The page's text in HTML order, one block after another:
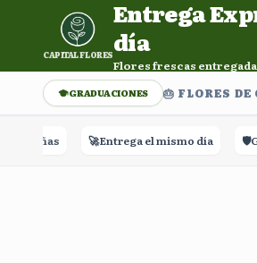
Entrega Exprés el mismo día. Flores
CAPITAL FLORES
Entrega
día
Flores frescas
GRADUACIONES 🎂 FLORES
Entrega el mismo día